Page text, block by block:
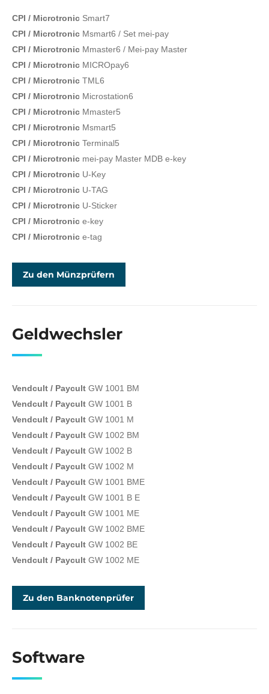
CPI / Microtronic Smart7
CPI / Microtronic Msmart6 / Set mei-pay
CPI / Microtronic Mmaster6 / Mei-pay Master
CPI / Microtronic MICROpay6
CPI / Microtronic TML6
CPI / Microtronic Microstation6
CPI / Microtronic Mmaster5
CPI / Microtronic Msmart5
CPI / Microtronic Terminal5
CPI / Microtronic mei-pay Master MDB e-key
CPI / Microtronic U-Key
CPI / Microtronic U-TAG
CPI / Microtronic U-Sticker
CPI / Microtronic e-key
CPI / Microtronic e-tag
Zu den Münzprüfern
Geldwechsler
Vendcult / Paycult GW 1001 BM
Vendcult / Paycult GW 1001 B
Vendcult / Paycult GW 1001 M
Vendcult / Paycult GW 1002 BM
Vendcult / Paycult GW 1002 B
Vendcult / Paycult GW 1002 M
Vendcult / Paycult GW 1001 BME
Vendcult / Paycult GW 1001 B E
Vendcult / Paycult GW 1001 ME
Vendcult / Paycult GW 1002 BME
Vendcult / Paycult GW 1002 BE
Vendcult / Paycult GW 1002 ME
Zu den Banknotenprüfer
Software